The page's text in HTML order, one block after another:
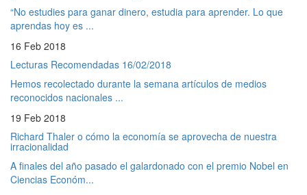
“No estudies para ganar dinero, estudia para aprender. Lo que
aprendas hoy es ...
16 Feb 2018
Lecturas Recomendadas 16/02/2018
Hemos recolectado durante la semana artículos de medios
reconocidos nacionales ...
19 Feb 2018
Richard Thaler o cómo la economía se aprovecha de nuestra
irracionalidad
A finales del año pasado el galardonado con el premio Nobel en
Ciencias Económ...